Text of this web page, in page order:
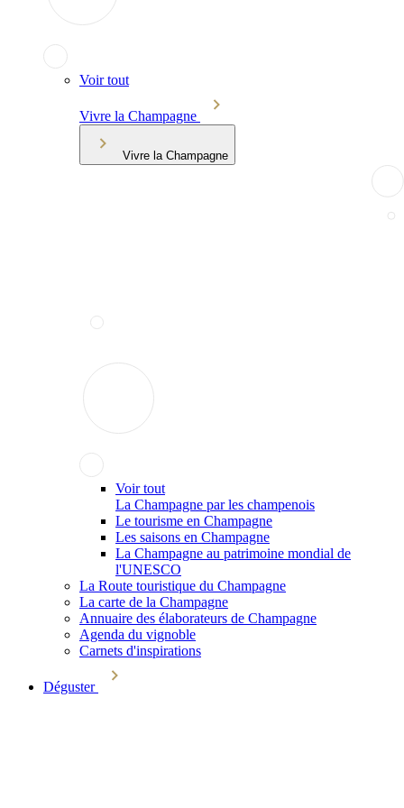
Voir tout
Vivre la Champagne
Vivre la Champagne
Voir tout
La Champagne par les champenois
Le tourisme en Champagne
Les saisons en Champagne
La Champagne au patrimoine mondial de
l'UNESCO
La Route touristique du Champagne
La carte de la Champagne
Annuaire des élaborateurs de Champagne
Agenda du vignoble
Carnets d'inspirations
Déguster